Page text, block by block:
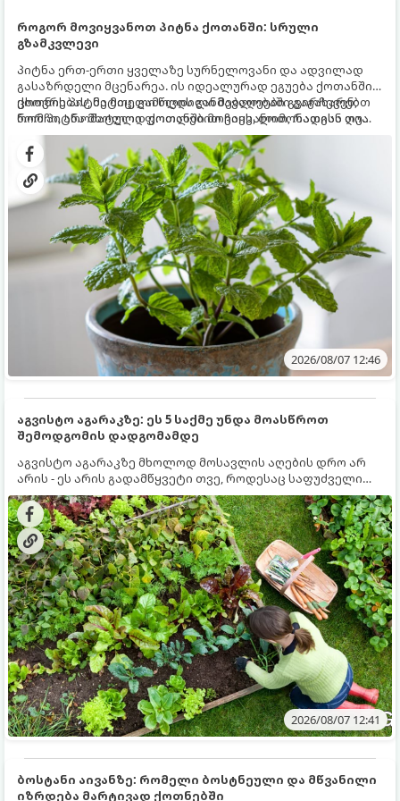
როგორ მოვიყვანოთ პიტნა ქოთანში: სრული
გზამკვლევი
პიტნა ერთ-ერთი ყველაზე სურნელოვანი და ადვილად
გასაზრდელი მცენარეა. ის იდეალურად ეგუება ქოთანში
ცხოვრებას, მეტიც, გამოცდილი მებაღეები გვირჩევენ,
რომ პიტნა მხოლოდ ქოთანში მოვიყვანოთ, რადგან ღია
გრუნტში (ბაღში) დარგვისას ის ფესვებით ძალიან
სწრაფად ვრცელდება და სხვა მცენარეებს ავიწროებს.
ქოთნის პიტნა მთელი წლის განმავლობაში გაგახარებთ
ნორჩი, არომატული ფოთლებით ჩაის, ლიმონათისა თუ
კერძებისთვის.
2026/08/07 12:46
აგვისტო აგარაკზე: ეს 5 საქმე უნდა მოასწროთ
შემოდგომის დადგომამდე
აგვისტო აგარაკზე მხოლოდ მოსავლის აღების დრო არ
არის - ეს არის გადამწყვეტი თვე, როდესაც საფუძველი
ეყრება მომავალი წლის მოსავალს და ბაღი მზადდება
შემოდგომა-ზამთრის სეზონისთვის. იმისათვის, რომ
ნიადაგმა ენერგია აღიდგინოს, ხოლო მცენარეებმა
ზამთარს გაუძლონ, აგვისტოს ბოლომდე 5
მნიშვნელოვანი საქმის გაკეთება უნდა მოასწროთ:
2026/08/07 12:41
ბოსტანი აივანზე: რომელი ბოსტნეული და მწვანილი
იზრდება მარტივად ქოთნებში